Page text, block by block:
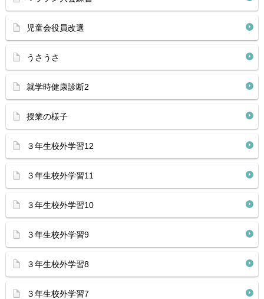
児童会役員改選
うさうさ
就学時健康診断2
授業の様子
３年生校外学習12
３年生校外学習11
３年生校外学習10
３年生校外学習9
３年生校外学習8
３年生校外学習7